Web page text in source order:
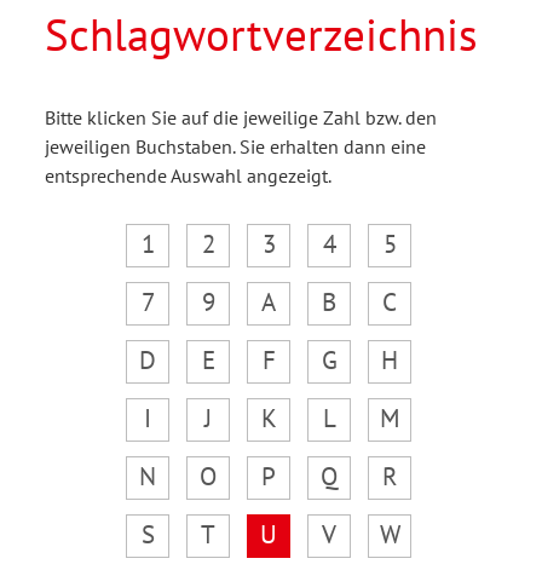
Schlagwortverzeichnis
Bitte klicken Sie auf die jeweilige Zahl bzw. den
jeweiligen Buchstaben. Sie erhalten dann eine
entsprechende Auswahl angezeigt.
1 2 3 4
5
7
9 A B
C
D
E F G
H
I
J K L
M
N
O P Q
R
S
T U V
W